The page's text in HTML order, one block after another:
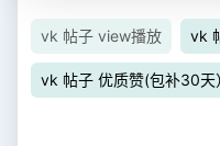
vk 帖子 view播放 vk
vk 帖子 优质赞(包补30天